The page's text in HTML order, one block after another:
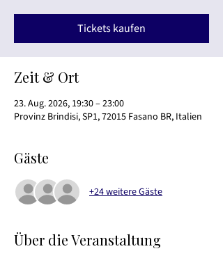
Tickets kaufen
Zeit & Ort
23. Aug. 2026, 19:30 – 23:00
Provinz Brindisi, SP1, 72015 Fasano BR, Italien
Gäste
+24 weitere Gäste
Über die Veranstaltung